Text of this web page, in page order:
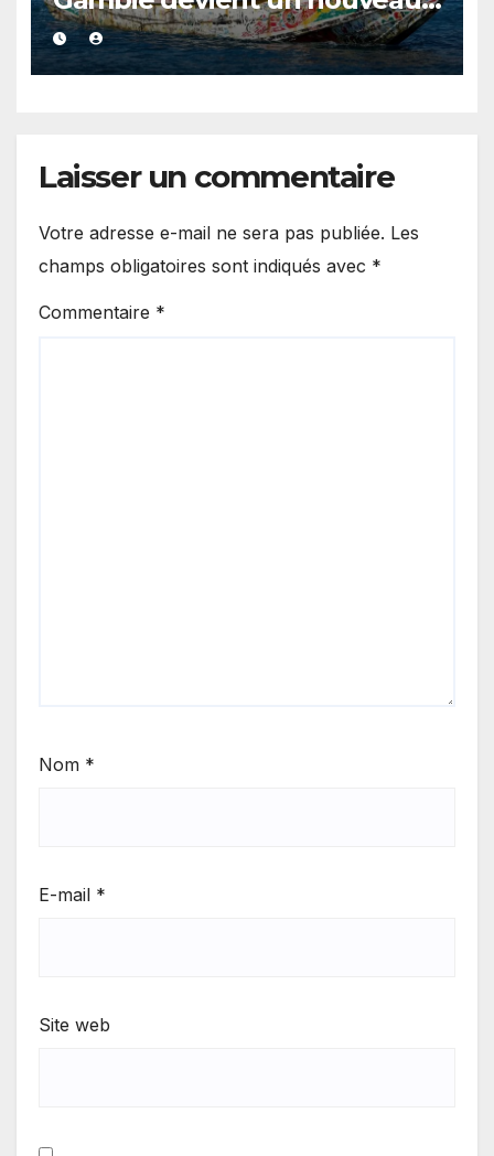
point de départ de la route
atlantique, le Sénégal et
l’Espagne en alerte
Laisser un commentaire
Votre adresse e-mail ne sera pas publiée. Les
champs obligatoires sont indiqués avec *
Commentaire *
Nom *
E-mail *
Site web